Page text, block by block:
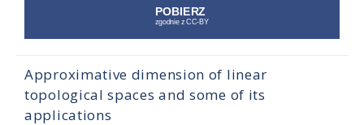
Approximative dimension of linear
topological spaces and some of its
applications